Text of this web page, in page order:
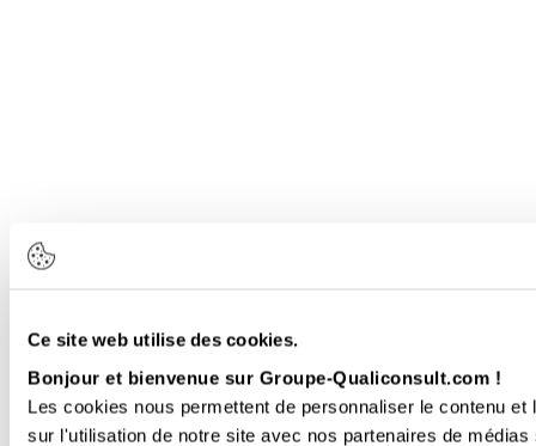
Ce site web utilise des cookies.
Bonjour et bienvenue sur Groupe-Qualiconsult.com !
Les cookies nous permettent de personnaliser le contenu
sur l'utilisation de notre site avec nos partenaires de